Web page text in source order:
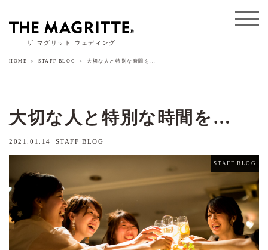
ザ マグリット ウェディング
HOME STAFF BLOG 大切な人と特別な時間を…
大切な人と特別な時間を…
2021.01.14 STAFF BLOG
STAFF BLOG